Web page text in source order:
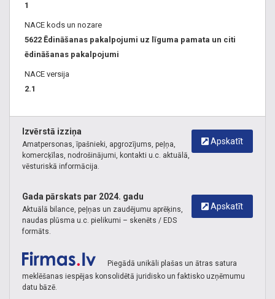
1
NACE kods un nozare
5622 Ēdināšanas pakalpojumi uz līguma pamata un citi
ēdināšanas pakalpojumi
NACE versija
2.1
Apskatīt
Izvērstā izziņa
Amatpersonas, īpašnieki, apgrozījums, peļņa,
komercķīlas, nodrošinājumi, kontakti u.c. aktuālā,
vēsturiskā informācija.
Apskatīt
Gada pārskats par 2024. gadu
Aktuālā bilance, peļņas un zaudējumu aprēķins,
naudas plūsma u.c. pielikumi – skenēts / EDS
formāts.
Piegādā unikāli plašas un ātras satura
meklēšanas iespējas konsolidētā juridisko un faktisko uzņēmumu
datu bāzē.